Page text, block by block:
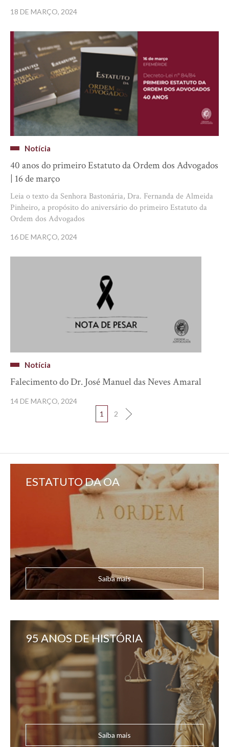
18 DE MARÇO, 2024
Notícia
40 anos do primeiro Estatuto da Ordem dos Advogados
| 16 de março
Leia o texto da Senhora Bastonária, Dra. Fernanda de Almeida
Pinheiro, a propósito do aniversário do primeiro Estatuto da
Ordem dos Advogados
16 DE MARÇO, 2024
Notícia
Falecimento do Dr. José Manuel das Neves Amaral
14 DE MARÇO, 2024
1
2
ESTATUTO DA OA
Saiba mais
95 ANOS DE HISTÓRIA
Saiba mais